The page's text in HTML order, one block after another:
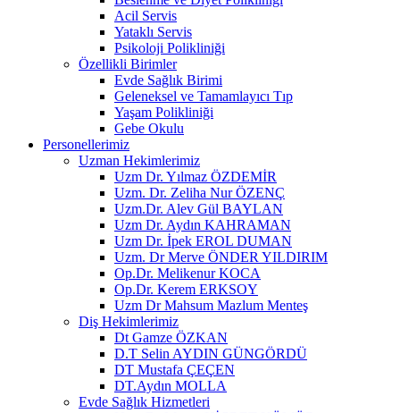
Acil Servis
Yataklı Servis
Psikoloji Polikliniği
Özellikli Birimler
Evde Sağlık Birimi
Geleneksel ve Tamamlayıcı Tıp
Yaşam Polikliniği
Gebe Okulu
Personellerimiz
Uzman Hekimlerimiz
Uzm Dr. Yılmaz ÖZDEMİR
Uzm. Dr. Zeliha Nur ÖZENÇ
Uzm.Dr. Alev Gül BAYLAN
Uzm Dr. Aydın KAHRAMAN
Uzm Dr. İpek EROL DUMAN
Uzm. Dr Merve ÖNDER YILDIRIM
Op.Dr. Melikenur KOCA
Op.Dr. Kerem ERKSOY
Uzm Dr Mahsum Mazlum Menteş
Diş Hekimlerimiz
Dt Gamze ÖZKAN
D.T Selin AYDIN GÜNGÖRDÜ
DT Mustafa ÇEÇEN
DT.Aydın MOLLA
Evde Sağlık Hizmetleri